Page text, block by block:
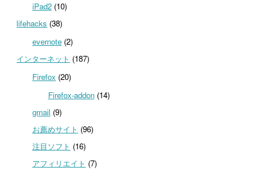
iPad2(10)
lifehacks (38)
evernote(2)
インターネット (187)
Firefox (20)
Firefox-addon(14)
gmail (9)
お薦めサイト (96)
注目ソフト (16)
アフィリエイト (7)